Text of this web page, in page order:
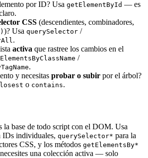
por ID? Usa getElementById — es
CSS (descendientes, combinadores,
)? Usa querySelector /
.
activa que rastree los cambios en el
/
.
y necesitas probar o subir por el árbol?
o contains.
la base de todo script con el DOM. Usa
IDs individuales, querySelector* para la
CSS, y los métodos getElementsBy*
una colección activa — solo